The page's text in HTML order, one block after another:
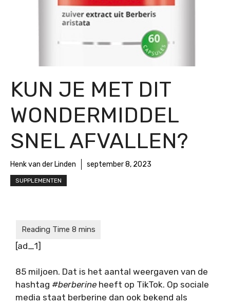
KUN JE MET DIT
WONDERMIDDEL
SNEL AFVALLEN?
Henk van der Linden september 8, 2023
SUPPLEMENTEN
[ad_1]
85 miljoen. Dat is het aantal weergaven van de
hashtag #berberine heeft op TikTok. Op sociale
media staat berberine dan ook bekend als